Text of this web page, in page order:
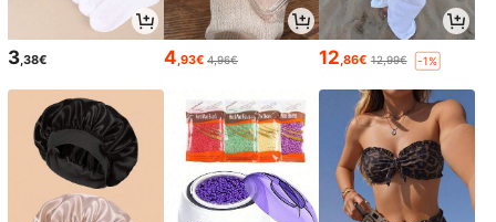
3,38€ 4,93€ 4,96€ 12,86€ 12,99€ -1%